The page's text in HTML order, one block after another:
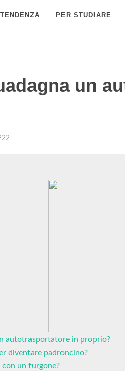
PER STUDIARE
un
autotrasportatore in proprio?
diventare padroncino?
con un furgone?